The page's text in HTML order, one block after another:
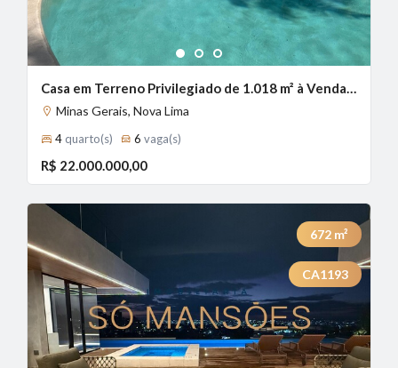
1 2 3
Casa em Terreno Privilegiado de 1.018 m² à Venda com 2 Suítes e Vista Panorâmica no Alphaville - Lagoa dos Ingleses, Nova Lima - MG
Minas Gerais, Nova Lima
4 quarto(s) 6 vaga(s)
R$ 22.000.000,00
672 m²
CA1193